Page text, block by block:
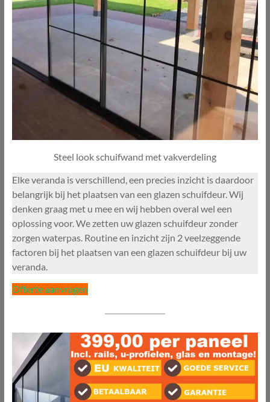
Steel look schuifwand met vakverdeling
Elke veranda is verschillend, een precies inzicht is daardoor
belangrijk bij het plaatsen van een glazen schuifdeur. Wij
denken graag met u mee en wij hebben overal wel een
oplossing voor. We zetten uw glazen schuifdeur zonder
zorgen waterpas. Routine en inzicht zijn 2 veelzeggende
factoren bij het plaatsen van een glazen schuifdeur bij uw
veranda.
Offerte aanvragen